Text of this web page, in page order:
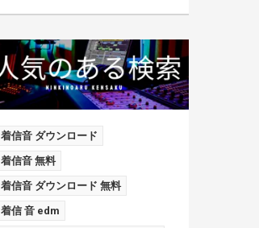
着信音 ダウンロード
着信音 無料
着信音 ダウンロード 無料
着信 音 edm